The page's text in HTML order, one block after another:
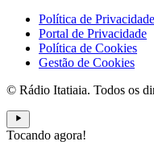
Política de Privacidade
Portal de Privacidade
Política de Cookies
Gestão de Cookies
© Rádio Itatiaia. Todos os
Tocando agora!